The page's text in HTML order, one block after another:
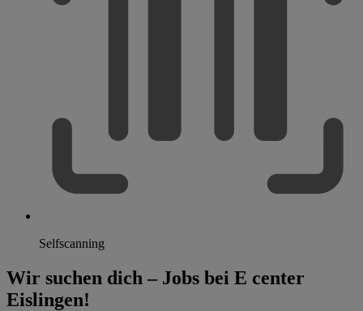
Selfscanning
Wir suchen dich – Jobs bei E center
Eislingen!